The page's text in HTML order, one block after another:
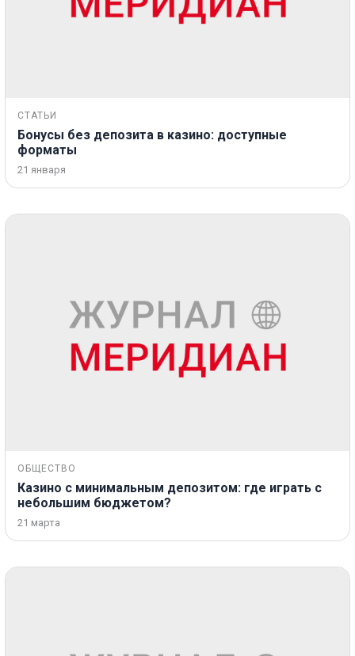
СТАТЬИ
Бонусы без депозита в казино: доступные
форматы
21 января
ОБЩЕСТВО
Казино с минимальным депозитом: где играть с
небольшим бюджетом?
21 марта